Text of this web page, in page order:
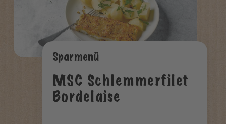
Sparmenü
MSC Schlemmerfilet
Bordelaise